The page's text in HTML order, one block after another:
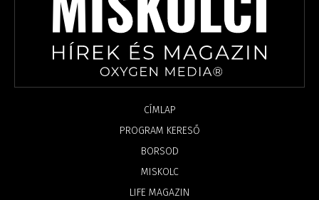
CÍMLAP
PROGRAM KERESŐ
BORSOD
MISKOLC
LIFE MAGAZIN